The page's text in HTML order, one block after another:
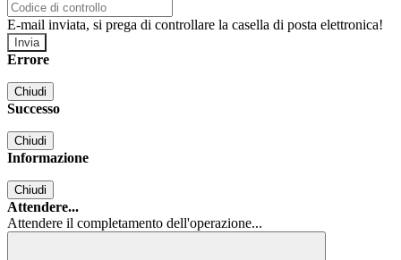
E-mail inviata, si prega di controllare la casella di posta elettronica!
Errore
Chiudi
Successo
Chiudi
Informazione
Chiudi
Attendere...
Attendere il completamento dell'operazione...